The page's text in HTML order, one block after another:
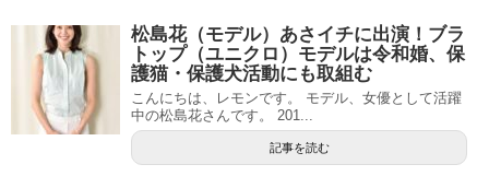
松島花（モデル）あさイチに出演！ブラ
トップ（ユニクロ）モデルは令和婚、保
護猫・保護犬活動にも取組む
こんにちは、レモンです。 モデル、女優として活躍
中の松島花さんです。 201...
記事を読む